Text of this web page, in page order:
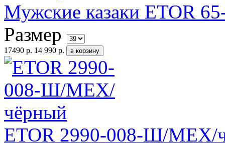
Мужские казаки ETOR
Размер
17490 р. 14 990 р.
ETOR 2990-008-Ш/МЕХ/